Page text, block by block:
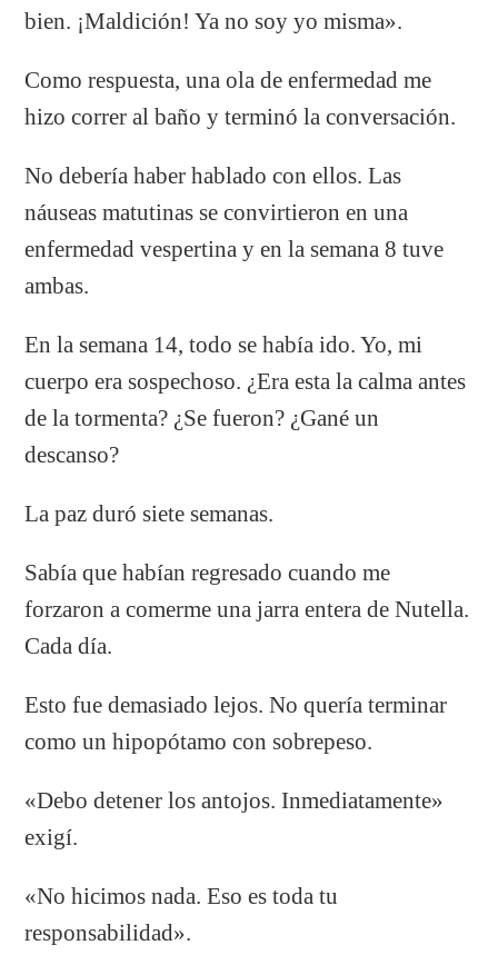
bien. ¡Maldición! Ya no soy yo misma».
Como respuesta, una ola de enfermedad me
hizo correr al baño y terminó la conversación.
No debería haber hablado con ellos. Las
náuseas matutinas se convirtieron en una
enfermedad vespertina y en la semana 8 tuve
ambas.
En la semana 14, todo se había ido. Yo, mi
cuerpo era sospechoso. ¿Era esta la calma antes
de la tormenta? ¿Se fueron? ¿Gané un
descanso?
La paz duró siete semanas.
Sabía que habían regresado cuando me
forzaron a comerme una jarra entera de Nutella.
Cada día.
Esto fue demasiado lejos. No quería terminar
como un hipopótamo con sobrepeso.
«Debo detener los antojos. Inmediatamente»
exigí.
«No hicimos nada. Eso es toda tu
responsabilidad».